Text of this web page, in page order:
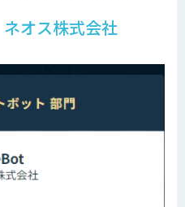
オス株式会社